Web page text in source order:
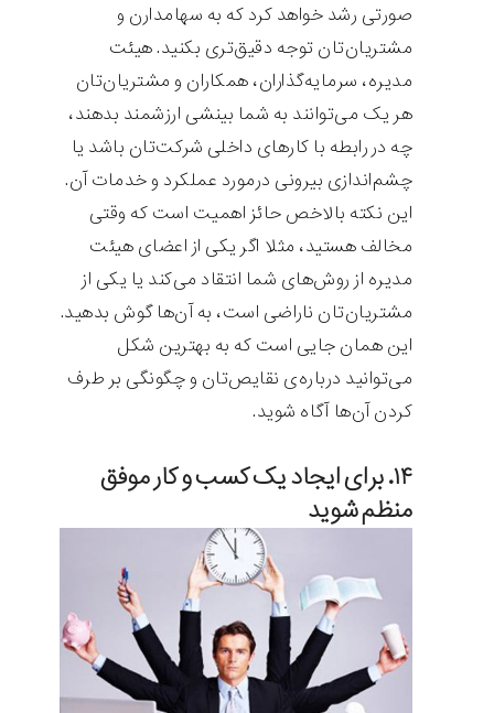
صورتی رشد خواهد کرد که به سهامدارن و
مشتریان‌تان توجه دقیق‌تری بکنید. هیئت
مدیره، سرمایه‌گذاران، همکاران و مشتریان‌تان
هر یک می‌توانند به شما بینشی ارزشمند بدهند،
چه در رابطه با کارهای داخلی شرکت‌تان باشد یا
چشم‌اندازی بیرونی درمورد عملکرد و خدمات آن.
این نکته بالاخص حائز اهمیت است که وقتی
مخالف هستید، مثلا اگر یکی از اعضای هیئت
مدیره از روش‌های شما انتقاد می‌کند یا یکی از
مشتریان‌تان ناراضی است، به آن‌ها گوش بدهید.
این همان جایی است که به بهترین شکل
می‌توانید درباره‌ی نقایص‌تان و چگونگی بر طرف
کردن آن‌ها آگاه شوید.
۱۴. برای ایجاد یک کسب و کار موفق
منظم شوید